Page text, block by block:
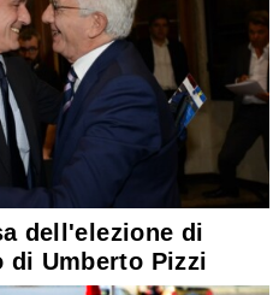
dell'elezione di
di Umberto Pizzi